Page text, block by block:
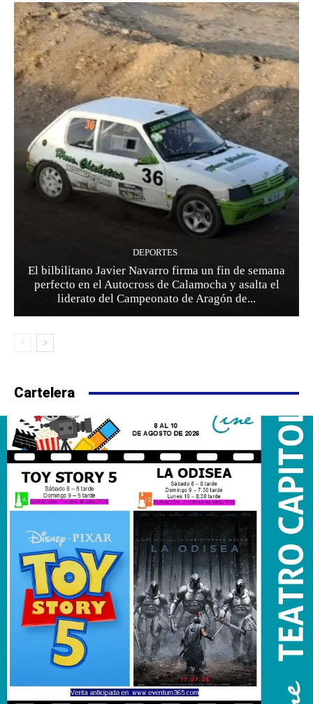
DEPORTES
El bilbilitano Javier Navarro firma un fin de semana
perfecto en el Autocross de Calamocha y asalta el
liderato del Campeonato de Aragón de...
Cartelera